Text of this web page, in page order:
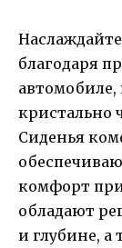
благодаря
автомобиле,
кристально
Сиденья
комфорт
обладают
и глубине, а